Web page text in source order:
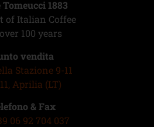
Tomeucci 1883
of Italian Coffee
100 years
vendita
Stazione 9-11
Aprilia (LT)
& Fax
06 92 704 037